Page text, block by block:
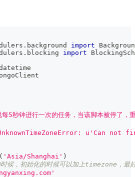
. background import
. blocking import
钟进行一次的任务，当该脚本被停了，
u'Can not
( 'Asia/Shanghai' )
，初始化的时候可以加上timezone，最